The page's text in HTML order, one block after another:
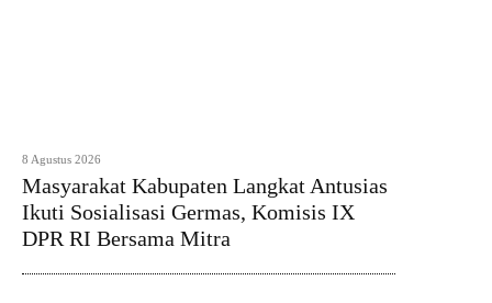
8 Agustus 2026
Masyarakat Kabupaten Langkat Antusias
Ikuti Sosialisasi Germas, Komisis IX
DPR RI Bersama Mitra